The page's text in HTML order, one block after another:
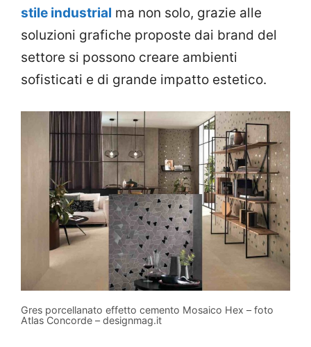
stile industrial ma non solo, grazie alle
soluzioni grafiche proposte dai brand del
settore si possono creare ambienti
sofisticati e di grande impatto estetico.
Gres porcellanato effetto cemento Mosaico Hex – foto
Atlas Concorde – designmag.it